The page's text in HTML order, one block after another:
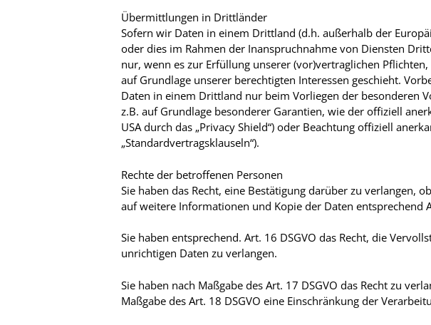
Übermittlungen in Drittländer
Sofern wir Daten in einem Drittland (d.h. außerhalb der
oder dies im Rahmen der Inanspruchnahme von Diensten
nur, wenn es zur Erfüllung unserer (vor)vertraglichen
auf Grundlage unserer berechtigten Interessen geschieht.
Daten in einem Drittland nur beim Vorliegen der besonderen
z.B. auf Grundlage besonderer Garantien, wie der offiziell
USA durch das „Privacy Shield“) oder Beachtung offiziell
„Standardvertragsklauseln“).
Rechte der betroffenen Personen
Sie haben das Recht, eine Bestätigung darüber zu verlangen,
auf weitere Informationen und Kopie der Daten entsprechend
Sie haben entsprechend. Art. 16 DSGVO das Recht, die
unrichtigen Daten zu verlangen.
Sie haben nach Maßgabe des Art. 17 DSGVO das Recht zu
Maßgabe des Art. 18 DSGVO eine Einschränkung der